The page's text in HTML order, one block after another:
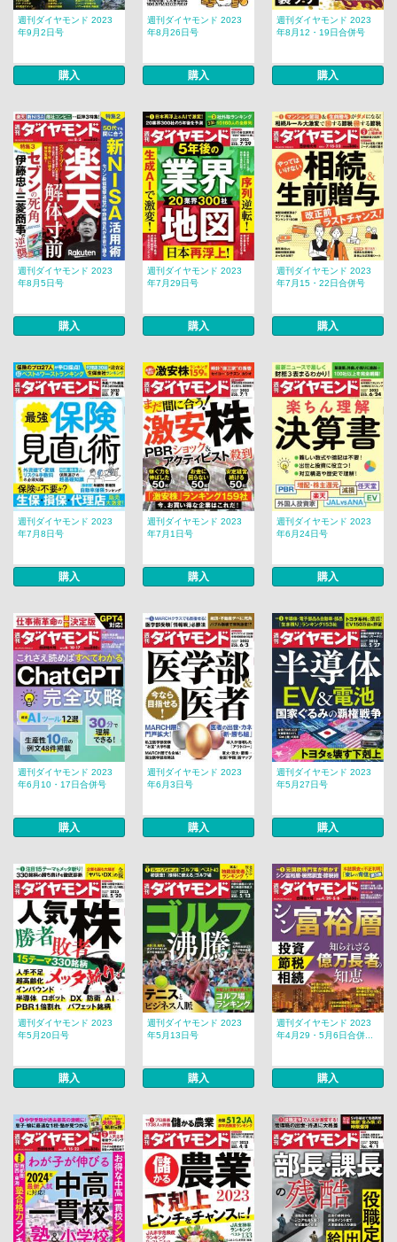
週刊ダイヤモンド 2023
年9月2日号
購入
週刊ダイヤモンド 2023
年8月26日号
購入
週刊ダイヤモンド 2023
年8月12・19日合併号
購入
週刊ダイヤモンド 2023
年8月5日号
購入
週刊ダイヤモンド 2023
年7月29日号
購入
週刊ダイヤモンド 2023
年7月15・22日合併号
購入
週刊ダイヤモンド 2023
年7月8日号
購入
週刊ダイヤモンド 2023
年7月1日号
購入
週刊ダイヤモンド 2023
年6月24日号
購入
週刊ダイヤモンド 2023
年6月10・17日合併号
購入
週刊ダイヤモンド 2023
年6月3日号
購入
週刊ダイヤモンド 2023
年5月27日号
購入
週刊ダイヤモンド 2023
年5月20日号
購入
週刊ダイヤモンド 2023
年5月13日号
購入
週刊ダイヤモンド 2023
年4月29・5月6日合併...
購入